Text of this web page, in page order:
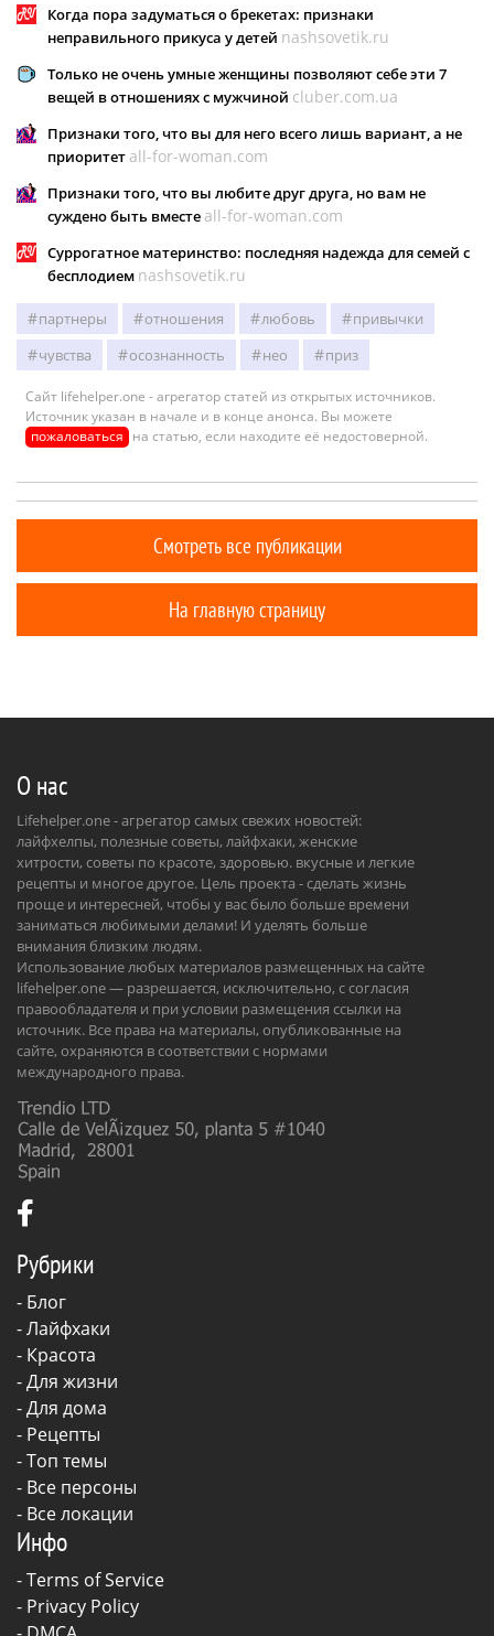
Когда пора задуматься о брекетах: признаки
неправильного прикуса у детей nashsovetik.ru
Только не очень умные женщины позволяют себе эти 7
вещей в отношениях с мужчиной cluber.com.ua
Признаки того, что вы для него всего лишь вариант, а не
приоритет all-for-woman.com
Признаки того, что вы любите друг друга, но вам не
суждено быть вместе all-for-woman.com
Суррогатное материнство: последняя надежда для семей с
бесплодием nashsovetik.ru
партнеры отношения любовь
привычки
чувства
осознанность нео приз
Сайт lifehelper.one - агрегатор статей из открытых источников.
Источник указан в начале и в конце анонса. Вы можете
пожаловаться на статью, если находите её недостоверной.
Смотреть все публикации
На главную страницу
О нас
Lifehelper.one - агрегатор самых свежих новостей:
лайфхелпы, полезные советы, лайфхаки, женские
хитрости, советы по красоте, здоровью. вкусные и легкие
рецепты и многое другое. Цель проекта - сделать жизнь
проще и интересней, чтобы у вас было больше времени
заниматься любимыми делами! И уделять больше
внимания близким людям.
Использование любых материалов размещенных на сайте
lifehelper.one — разрешается, исключительно, с согласия
правообладателя и при условии размещения ссылки на
источник. Все права на материалы, опубликованные на
сайте, охраняются в соответствии с нормами
международного права.
Рубрики
- Блог
-Лайфхаки
- Красота
-Для жизни
-Для дома
- Рецепты
- Топ темы
- Все персоны
- Все локации
Инфо
-Terms of Service
- Privacy Policy